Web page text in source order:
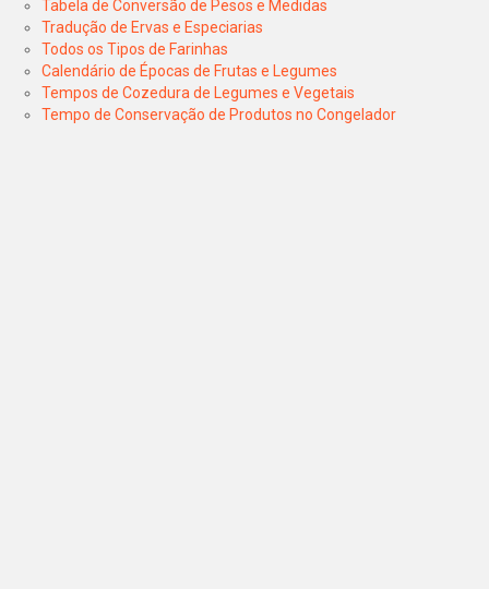
Tabela de Conversão de Pesos e Medidas
Tradução de Ervas e Especiarias
Todos os Tipos de Farinhas
Calendário de Épocas de Frutas e Legumes
Tempos de Cozedura de Legumes e Vegetais
Tempo de Conservação de Produtos no Congelador